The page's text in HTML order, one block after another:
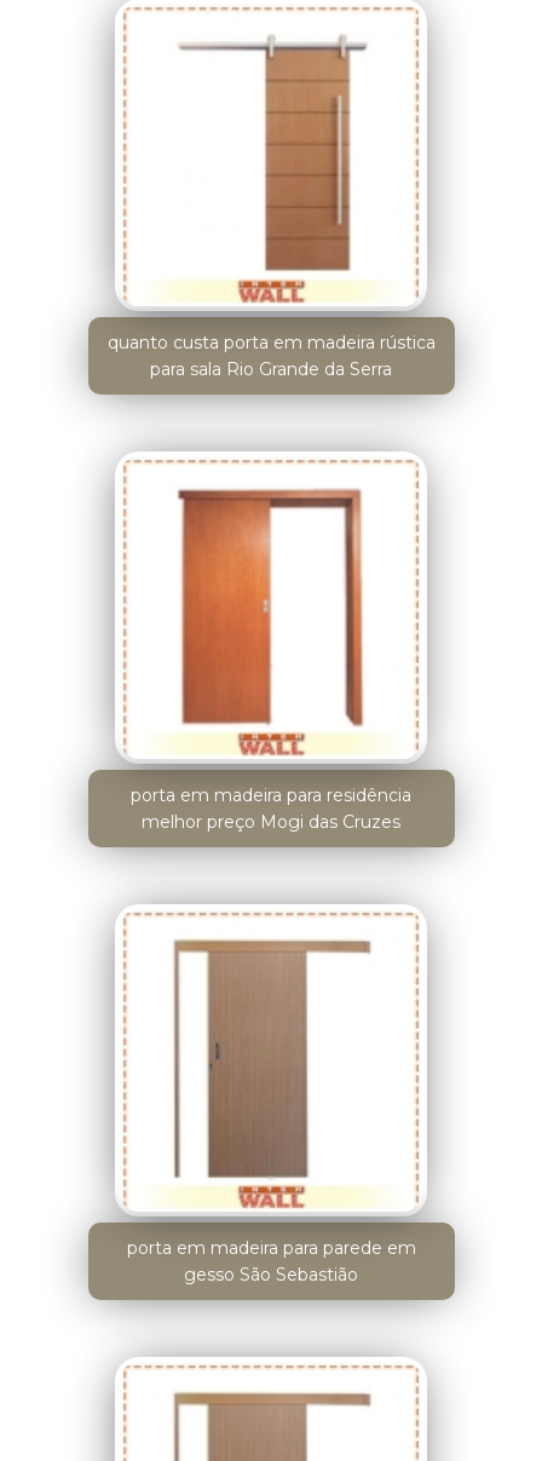
quanto custa porta em madeira rústica
para sala Rio Grande da Serra
porta em madeira para residência
melhor preço Mogi das Cruzes
porta em madeira para parede em
gesso São Sebastião